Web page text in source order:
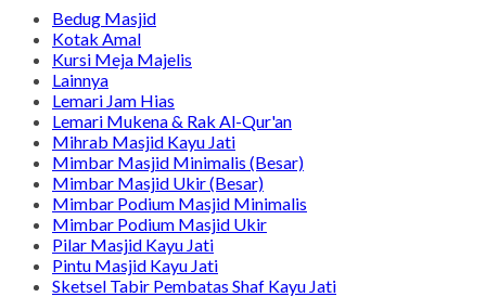
Bedug Masjid
Kotak Amal
Kursi Meja Majelis
Lainnya
Lemari Jam Hias
Lemari Mukena & Rak Al-Qur'an
Mihrab Masjid Kayu Jati
Mimbar Masjid Minimalis (Besar)
Mimbar Masjid Ukir (Besar)
Mimbar Podium Masjid Minimalis
Mimbar Podium Masjid Ukir
Pilar Masjid Kayu Jati
Pintu Masjid Kayu Jati
Sketsel Tabir Pembatas Shaf Kayu Jati